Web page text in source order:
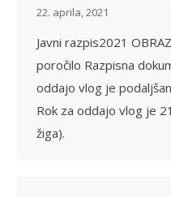
22. aprila, 2021
Javni razpis2021
poročilo Razpisna
oddajo vlog je
Rok za oddajo vlog je
žiga).